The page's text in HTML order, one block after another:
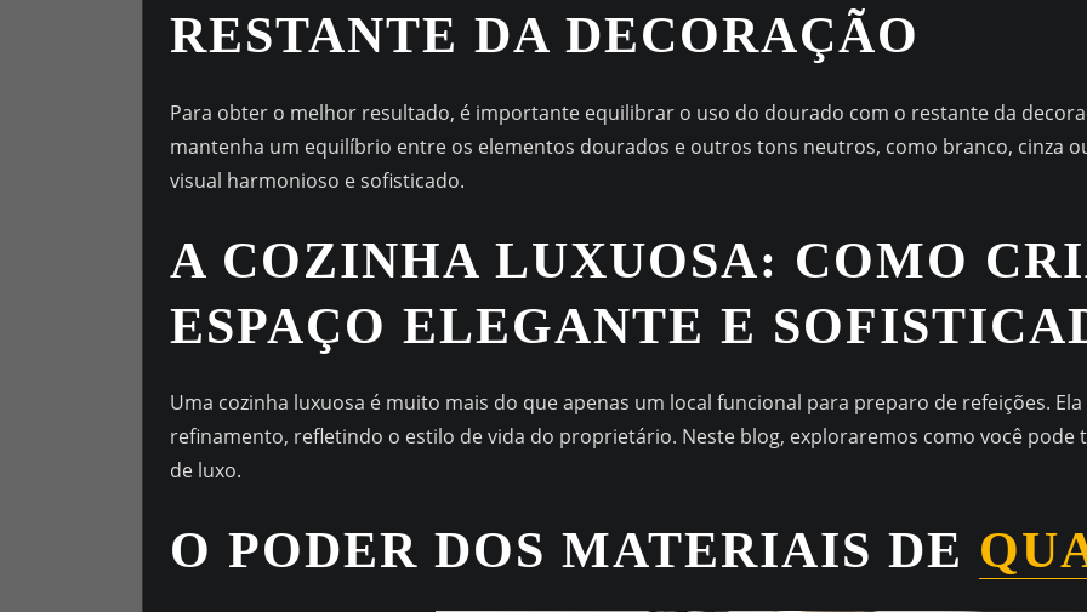
RESTANTE DA DECORAÇÃO
Para obter o melhor resultado, é importante equilibrar o uso do dourado com o restante da
mantenha um equilíbrio entre os elementos dourados e outros tons neutros, como branco, cinza
visual harmonioso e sofisticado.
A COZINHA LUXUOSA: COMO
ESPAÇO ELEGANTE E
Uma cozinha luxuosa é muito mais do que apenas um local funcional para preparo de refeições.
refinamento, refletindo o estilo de vida do proprietário. Neste blog, exploraremos como você pode
de luxo.
O PODER DOS MATERIAIS DE